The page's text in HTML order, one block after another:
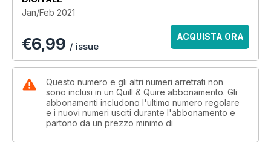
Jan/Feb 2021
€6,99 / issue
ACQUISTA ORA
Questo numero e gli altri numeri arretrati non
sono inclusi in un Quill & Quire abbonamento. Gli
abbonamenti includono l'ultimo numero regolare
e i nuovi numeri usciti durante l'abbonamento e
partono da un prezzo minimo di